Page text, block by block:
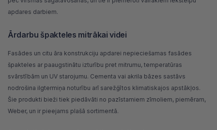
apdares darbiem.
Ārdarbu špakteles mitrākai videi
Fasādes un citu āra konstrukciju apdarei nepieciešamas fasādes
špakteles ar paaugstinātu izturību pret mitrumu, temperatūras
svārstībām un UV starojumu. Cementa vai akrila bāzes sastāvs
nodrošina ilgtermiņa noturību arī sarežģītos klimatiskajos apstākļos.
Šie produkti bieži tiek piedāvāti no pazīstamiem zīmoliem, piemēram,
Weber, un ir pieejams plašā sortimentā.